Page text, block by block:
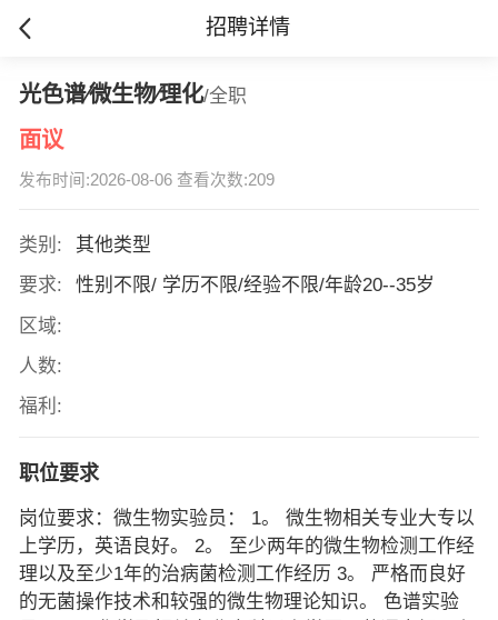
招聘详情
光色谱∕微生物∕理化/全职
面议
发布时间:2026-08-06 查看次数:209
类别:
其他类型
要求:
性别不限/ 学历不限/经验不限/年龄20--35岁
区域:
人数:
福利:
职位要求
岗位要求：微生物实验员： 1。 微生物相关专业大专以
上学历，英语良好。 2。 至少两年的微生物检测工作经
理以及至少1年的治病菌检测工作经历 3。 严格而良好
的无菌操作技术和较强的微生物理论知识。 色谱实验